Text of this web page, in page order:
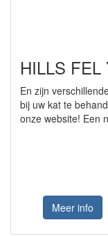
HILLS FEL
En zijn
bij uw kat te
onze website! Een
Meer info